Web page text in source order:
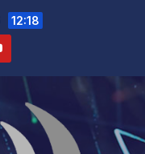
12:18